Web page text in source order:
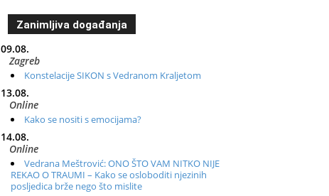
Zanimljiva događanja
09.08.
Zagreb
Konstelacije SIKON s Vedranom Kraljetom
13.08.
Online
Kako se nositi s emocijama?
14.08.
Online
Vedrana Meštrović: ONO ŠTO VAM NITKO NIJE
REKAO O TRAUMI – Kako se osloboditi njezinih
posljedica brže nego što mislite